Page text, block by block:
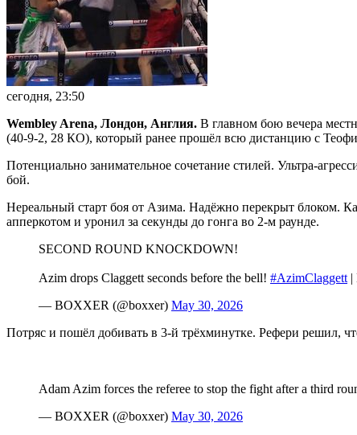
сегодня, 23:50
Wembley Arena, Лондон, Англия. В главном бою вечера
(40-9-2, 28 КО), который ранее прошёл всю дистанцию с
Потенциально занимательное сочетание стилей. Ультра-
бой.
Нереальный старт боя от Азима. Надёжно перекрыт блоком.
апперкотом и уронил за секунды до гонга во 2-м раунде.
SECOND ROUND KNOCKDOWN!
Azim drops Claggett seconds before the bell! #AzimClaggett |
— BOXXER (@boxxer) May 30, 2026
Потряс и пошёл добивать в 3-й трёхминутке. Рефери решил,
Adam Azim forces the referee to stop the fight after a third
— BOXXER (@boxxer) May 30, 2026